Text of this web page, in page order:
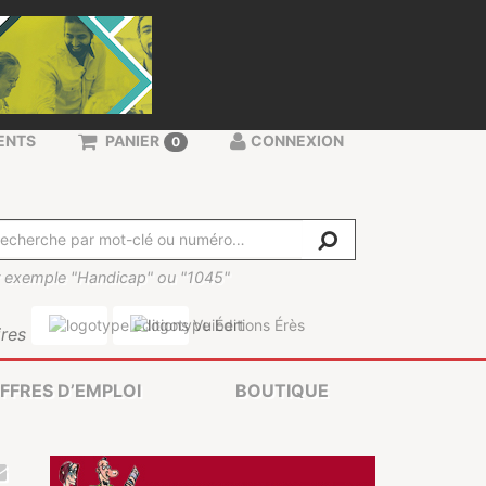
exemple "Handicap" ou "1045"
PANIER 0 CONNEXION
D’EMPLOI BOUTIQUE